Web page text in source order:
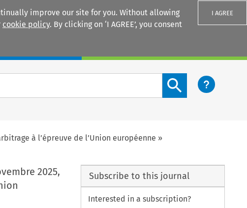
improve our site for you. Without allowing
cookie policy. By clicking on ‘I AGREE’, you consent
I AGREE
Search content button
à l’épreuve de l’Union européenne »
2025,
Subscribe to this journal
Interested in a subscription?